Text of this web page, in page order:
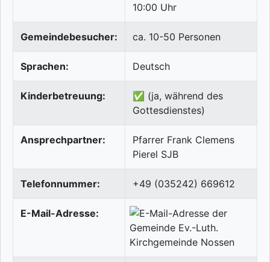
10:00 Uhr
Gemeindebesucher: ca. 10-50 Personen
Sprachen: Deutsch
Kinderbetreuung:
✅ (ja, während des
Gottesdienstes)
Ansprechpartner:
Pfarrer Frank Clemens
Pierel SJB
Telefonnummer: +49 (035242) 669612
E-Mail-Adresse: